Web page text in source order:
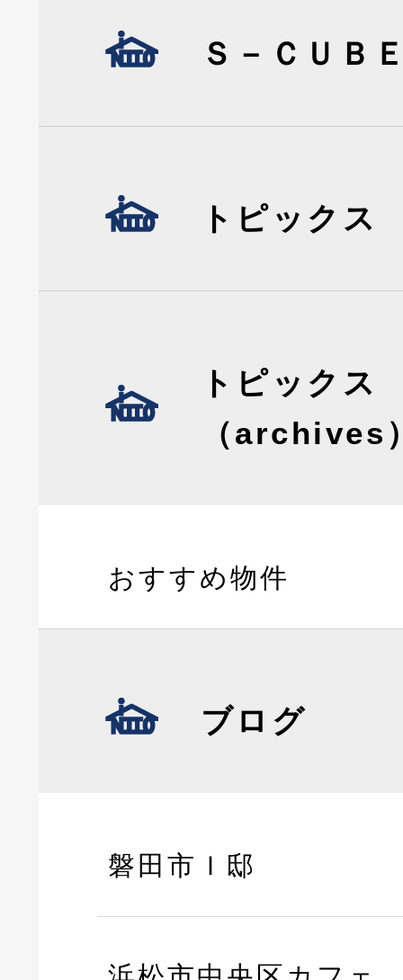
Ｓ－ＣＵＢ
トピックス
トピックス
（archives
おすすめ物件
ブログ
磐田市Ｉ邸